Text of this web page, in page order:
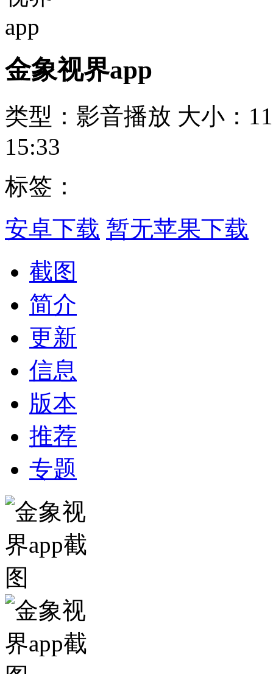
金象视界app
类型：影音播放 大小：
15:33
标签：
安卓下载 暂无苹果下载
截图
简介
更新
信息
版本
推荐
专题